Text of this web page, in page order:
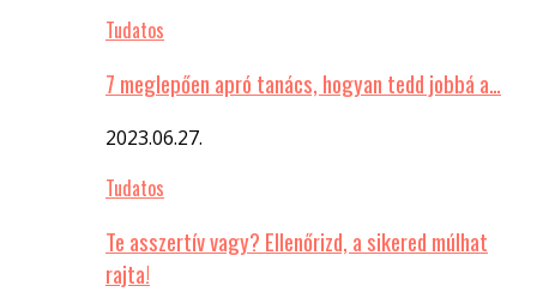
Tudatos
7 meglepően apró tanács, hogyan tedd jobbá a…
2023.06.27.
Tudatos
Te asszertív vagy? Ellenőrizd, a sikered múlhat
rajta!